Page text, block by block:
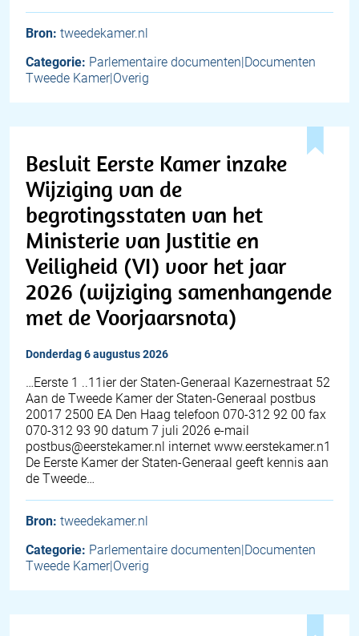
Bron: tweedekamer.nl
Categorie: Parlementaire documenten|Documenten
Tweede Kamer|Overig
Besluit Eerste Kamer inzake
Wijziging van de
begrotingsstaten van het
Ministerie van Justitie en
Veiligheid (VI) voor het jaar
2026 (wijziging samenhangende
met de Voorjaarsnota)
donderdag 6 augustus 2026
…Eerste 1 ..11ier der Staten-Generaal Kazernestraat 52
Aan de Tweede Kamer der Staten-Generaal postbus
20017 2500 EA Den Haag telefoon 070-312 92 00 fax
070-312 93 90 datum 7 juli 2026 e-mail
postbus@eerstekamer.nl internet www.eerstekamer.n1
De Eerste Kamer der Staten-Generaal geeft kennis aan
de Tweede…
Bron: tweedekamer.nl
Categorie: Parlementaire documenten|Documenten
Tweede Kamer|Overig